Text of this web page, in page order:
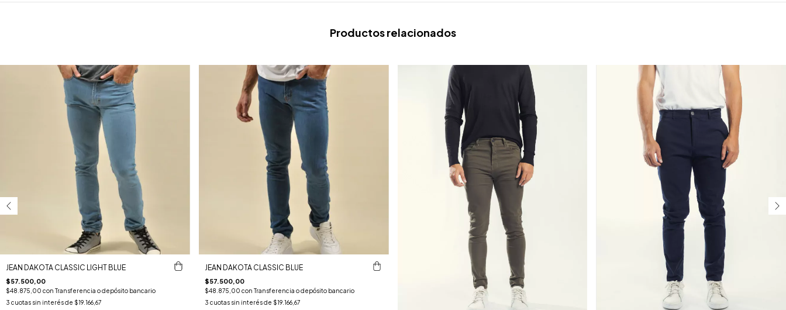
Productos relacionados
JEAN DAKOTA CLASSIC LIGHT BLUE
$57.500,00
$48.875,00 con Transferencia o depósito bancario
3 cuotas sin interés de $19.166,67
JEAN DAKOTA CLASSIC BLUE
$57.500,00
$48.875,00 con Transferencia o depósito bancario
3 cuotas sin interés de $19.166,67